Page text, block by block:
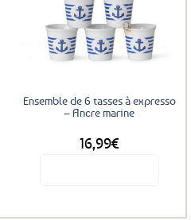
aux
favoris
Ensemble de 6 tasses à expresso
– Ancre marine
16,99€